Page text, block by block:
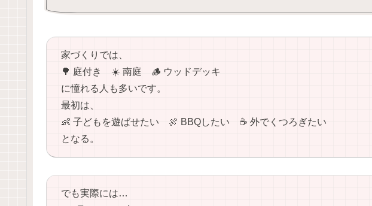
家づくりでは、
🌳 庭付き ☀️ 南庭 🪵 ウッドデッキ
に憧れる人も多いです。
最初は、
👶 子どもを遊ばせたい 🍖 BBQしたい ☕️ 外でくつろぎたい
となる。
でも実際には…